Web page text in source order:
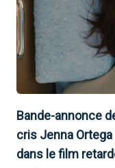
Bande-annonce
cris Jenna
dans le film